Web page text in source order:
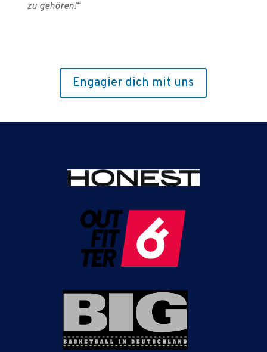
zu gehören!“
Engagier dich mit uns